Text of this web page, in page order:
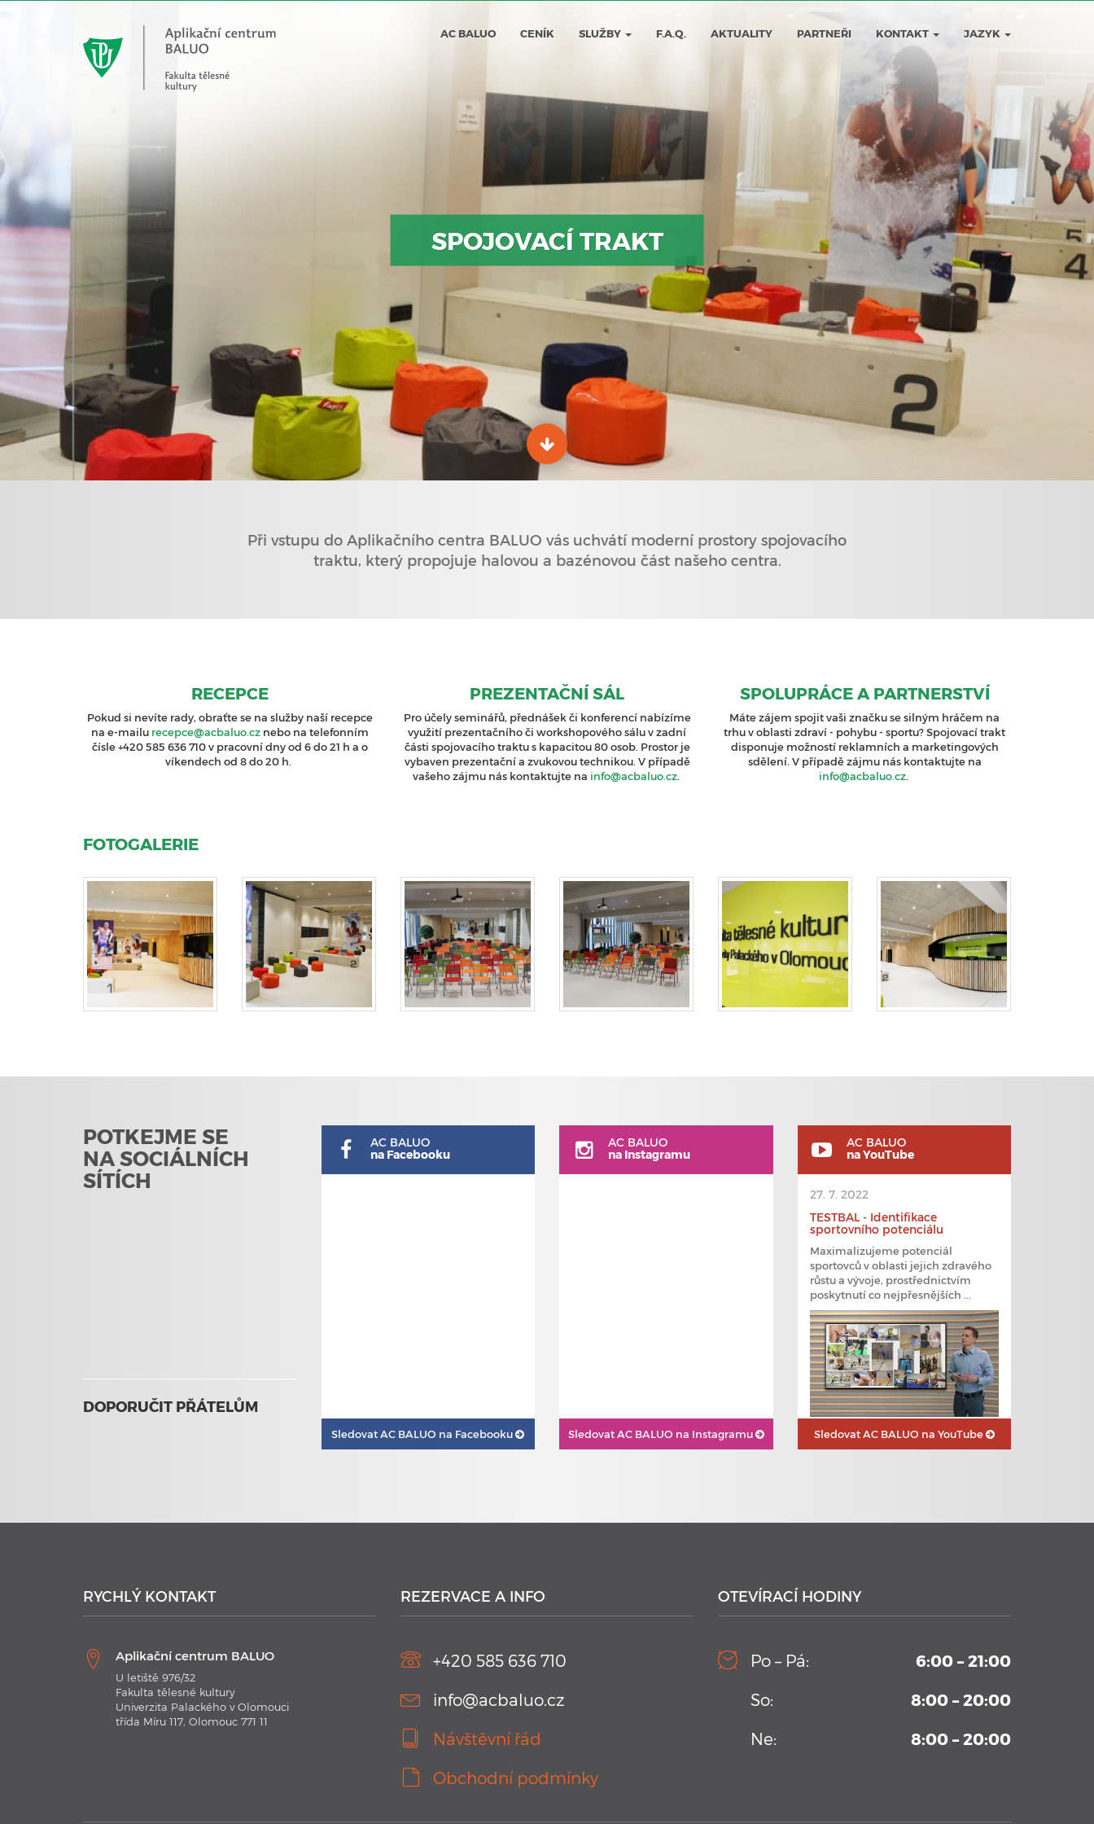
AC BALUO CENÍK SLUŽBY F.A.Q. AKTUALITY PARTNEŘI KONTAKT JAZYK
SPOJOVACÍ TRAKT
Při vstupu do Aplikačního centra BALUO vás uchvátí moderní prostory spojovacího
traktu, který propojuje halovou a bazénovou část našeho centra.
RECEPCE
Pokud si nevíte rady, obraťte se na služby naší recepce
na e-mailu recepce@acbaluo.cznebo na telefonním
čísle +420 585 636 710 v pracovní dny od 6 do 21 h a o
víkendech od 8 do 20 h.
PREZENTAČNÍ SÁL
Pro účely seminářů, přednášek či konferencí nabízíme
využití prezentačního či workshopového sálu v zadní
části spojovacího traktu s kapacitou 80 osob. Prostor je
vybaven prezentační a zvukovou technikou. V případě
vašeho zájmu nás kontaktujte na info@acbaluo.cz.
SPOLUPRÁCE A PARTNERSTVÍ
Máte zájem spojit vaši značku se silným hráčem na
trhu v oblasti zdraví - pohybu - sportu? Spojovací trakt
disponuje možností reklamních a marketingových
sdělení. V případě zájmu nás kontaktujte na
info@acbaluo.cz.
FOTOGALERIE
POTKEJME SE
NA SOCIÁLNÍCH
SÍTÍCH
DOPORUČIT PŘÁTELŮM
AC BALUO
na Facebooku
SledovatAC BALUO na Facebooku
AC BALUO
na Instagramu
SledovatAC BALUO na Instagramu
AC BALUO
na YouTube
27. 7. 2022
TESTBAL - Identifikace
sportovního potenciálu
Maximalizujeme potenciál
sportovců v oblasti jejich zdravého
růstu a vývoje, prostřednictvím
poskytnutí co nejpřesnějších ...
Plavecké kurzy AC BALUO s
SledovatAC BALUO na YouTube
RYCHLÝ KONTAKT
Aplikační centrum BALUO
U letiště 976/32
Fakulta tělesné kultury
Univerzita Palackého v Olomouci
třída Míru 117, Olomouc 771 11
REZERVACE A INFO
+420 585 636 710
info@acbaluo.cz
Návštěvní řád
Obchodní podmínky
OTEVÍRACÍ HODINY
Po – Pá:
6:00 – 21:00
So:
8:00 – 20:00
Ne:
8:00 – 20:00